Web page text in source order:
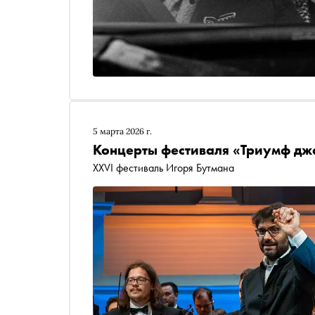
5 марта 2026 г.
Концерты фестиваля «Триумф
XXVI фестиваль Игоря Бутмана